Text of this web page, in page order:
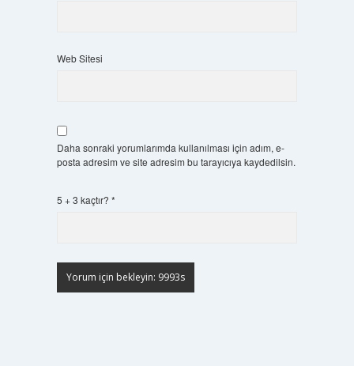
Web Sitesi
Daha sonraki yorumlarımda kullanılması için adım, e-
posta adresim ve site adresim bu tarayıcıya kaydedilsin.
5 + 3 kaçtır? *